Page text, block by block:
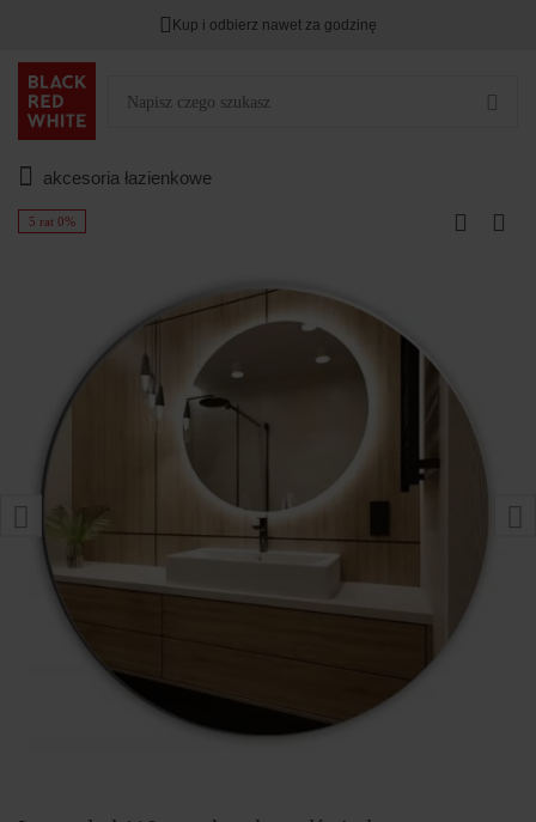
Kup i odbierz nawet za godzinę
akcesoria łazienkowe
5 rat 0%